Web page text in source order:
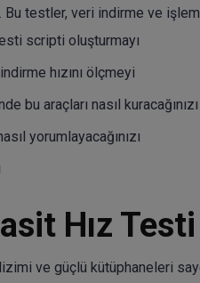
testler, veri indirme ve
scripti oluşturmayı
hızını ölçmeyi
bu araçları nasıl kuracağınızı
yorumlayacağınızı
Hız
ve güçlü kütüphaneleri